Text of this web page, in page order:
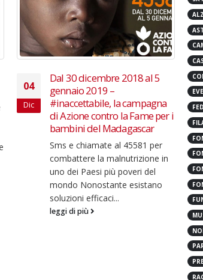
10
Feb
Harding dirige la Filarmonica
nella Prova Aperta alla Scala
Ultimi biglietti disponibili per la
serata a favore della
Fondazione Besta
AGGIORNAMENTO: purtroppo a
causa di un improvviso lutto
familiare il Maestro...
leggi di più